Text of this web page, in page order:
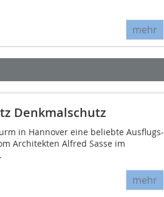
mehr
Denkmalschutz
in Hannover eine beliebte Ausflugs-
Architekten Alfred Sasse im
mehr